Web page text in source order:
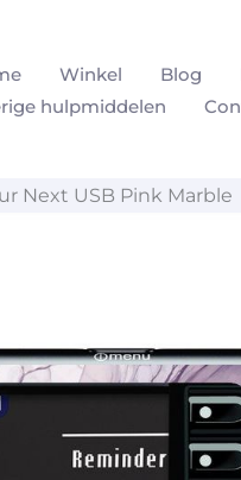
Winkel Blog
hulpmiddelen
Next USB Pink Marble